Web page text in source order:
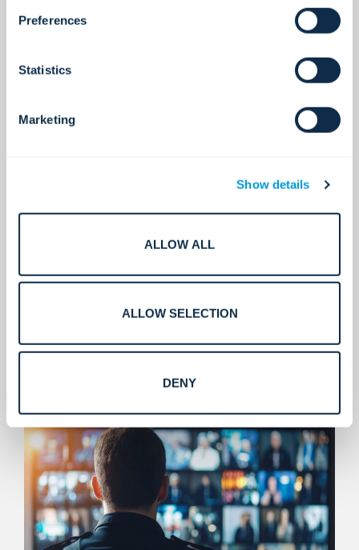
Preferences
Statistics
Marketing
Show details
ALLOW ALL
ALLOW SELECTION
DENY
高度な脅威検出
行動を促す可視性。
もっと詳しく知る